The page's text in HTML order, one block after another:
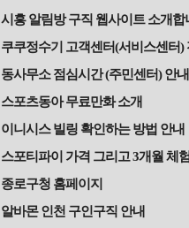
시흥 알림방 구직 웹사이트 소개합
쿠쿠정수기 고객센터(서비스센터)
동사무소 점심시간 (주민센터) 안내
스포츠동아 무료만화 소개
이니시스 빌링 확인하는 방법 안내
스포티파이 가격 그리고 3개월 체
종로구청 홈페이지
알바몬 인천 구인구직 안내